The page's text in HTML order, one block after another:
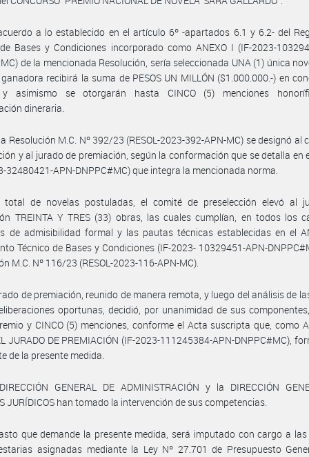
a lo establecido en el artículo 6º -apartados 6.1 y 6.2- del
Bases y Condiciones incorporado como ANEXO I (IF-2023-
de la mencionada Resolución, sería seleccionada UNA (1) única
recibirá la suma de PESOS UN MILLÓN ($1.000.000.-) en
y asimismo se otorgarán hasta CINCO (5) menciones
dineraria.
Resolución M.C. Nº 392/23 (RESOL-2023-392-APN-MC) se designó al
y al jurado de premiación, según la conformación que se detalla en
32480421-APN-DNPPC#MC) que integra la mencionada norma.
total de novelas postuladas, el comité de preselección elevó al
TREINTA Y TRES (33) obras, las cuales cumplían, en todos los
de admisibilidad formal y las pautas técnicas establecidas en el
Técnico de Bases y Condiciones (IF-2023- 10329451-APN-
M.C. Nº 116/23 (RESOL-2023-116-APN-MC).
de premiación, reunido de manera remota, y luego del análisis de
oportunas, decidió, por unanimidad de sus
y CINCO (5) menciones, conforme el Acta suscripta que, como
JURADO DE PREMIACIÓN (IF-2023-111245384-APN-DNPPC#MC),
de la presente medida.
GENERAL DE ADMINISTRACIÓN y la DIRECCIÓN
JURÍDICOS han tomado la intervención de sus competencias.
que demande la presente medida, será imputado con cargo a
asignadas mediante la Ley Nº 27.701 de Presupuesto